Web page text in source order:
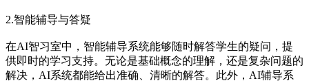
2.智能辅导与答疑
在AI智习室中，智能辅导系统能够随时解答学生的疑问，提
供即时的学习支持。无论是基础概念的理解，还是复杂问题的
解决，AI系统都能给出准确、清晰的解答。此外，AI辅导系